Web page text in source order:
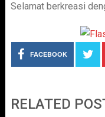
Selamat berkreasi
FACEBOOK
RELATED